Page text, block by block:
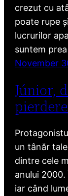
crezut cu
poate rupe
lucrurilor
suntem
November
Júnior,
un tânăr
dintre cele
anului
iar când